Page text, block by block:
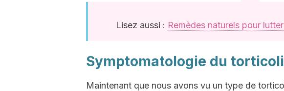
Lisez aussi : Remèdes naturels pour
Symptomatologie du
Maintenant que nous avons vu un type de